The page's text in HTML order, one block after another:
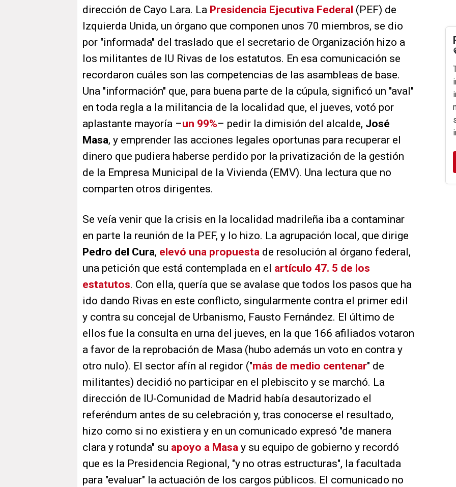
dirección de Cayo Lara. La Presidencia Ejecutiva Federal (PEF) de
Izquierda Unida, un órgano que componen unos 70 miembros, se dio
por "informada" del traslado que el secretario de Organización hizo a
los militantes de IU Rivas de los estatutos. En esa comunicación se
recordaron cuáles son las competencias de las asambleas de base.
Una "información" que, para buena parte de la cúpula, significó un "aval"
en toda regla a la militancia de la localidad que, el jueves, votó por
aplastante mayoría –un 99%– pedir la dimisión del alcalde, José
Masa, y emprender las acciones legales oportunas para recuperar el
dinero que pudiera haberse perdido por la privatización de la gestión
de la Empresa Municipal de la Vivienda (EMV). Una lectura que no
comparten otros dirigentes.
Se veía venir que la crisis en la localidad madrileña iba a contaminar
en parte la reunión de la PEF, y lo hizo. La agrupación local, que dirige
Pedro del Cura, elevó una propuesta de resolución al órgano federal,
una petición que está contemplada en el artículo 47. 5 de los
estatutos. Con ella, quería que se avalase que todos los pasos que ha
ido dando Rivas en este conflicto, singularmente contra el primer edil
y contra su concejal de Urbanismo, Fausto Fernández. El último de
ellos fue la consulta en urna del jueves, en la que 166 afiliados votaron
a favor de la reprobación de Masa (hubo además un voto en contra y
otro nulo). El sector afín al regidor ("más de medio centenar" de
militantes) decidió no participar en el plebiscito y se marchó. La
dirección de IU-Comunidad de Madrid había desautorizado el
referéndum antes de su celebración y, tras conocerse el resultado,
hizo como si no existiera y en un comunicado expresó "de manera
clara y rotunda" su apoyo a Masa y su equipo de gobierno y recordó
que es la Presidencia Regional, "y no otras estructuras", la facultada
para "evaluar" la actuación de los cargos públicos. El comunicado no